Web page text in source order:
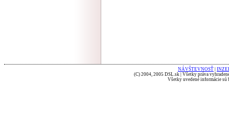
NÁVŠTEVNOSŤ
(C) 2004, 2005 DSL.sk | Všetky práva
Všetky uvedené informácie sú